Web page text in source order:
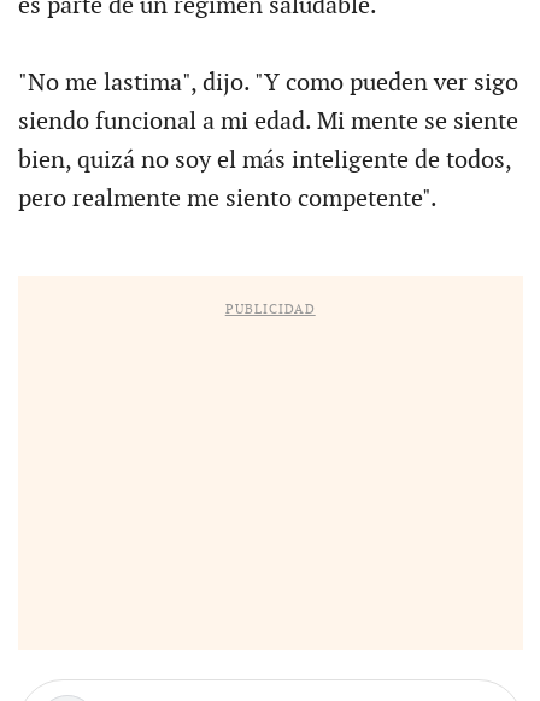
es parte de un régimen saludable.
"No me lastima", dijo. "Y como pueden ver sigo
siendo funcional a mi edad. Mi mente se siente
bien, quizá no soy el más inteligente de todos,
pero realmente me siento competente".
PUBLICIDAD